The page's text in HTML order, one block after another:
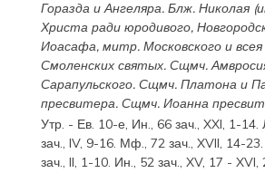
ГораздаиАнгеляра. Блж. Николая(
Христа ради юродивого,
Иоасафа, митр. Московского и всея
Смоленских святых. Сщмч.
Сарапульского. Сщмч. Платонаи
пресвитера. Сщмч. Иоанна
Утр. - Ев. 10-е, Ин., 66 зач., XXI, 1-14.
зач., IV, 9-16. Мф., 72 зач., XVII, 14-23.
зач., II, 1-10. Ин., 52 зач., XV, 17 - XVI,